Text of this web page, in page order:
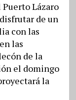
Puerto Lázaro
de un
con las
las
de la
el domingo
la